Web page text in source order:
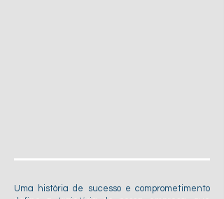
Uma história de sucesso e comprometimento